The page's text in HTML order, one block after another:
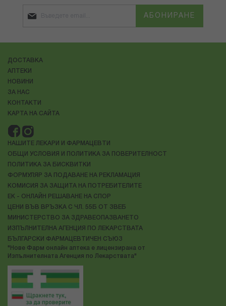
АБОНИРАНЕ
ДОСТАВКА
АПТЕКИ
НОВИНИ
ЗА НАС
КОНТАКТИ
КАРТА НА САЙТА
НАШИТЕ ЛЕКАРИ И ФАРМАЦЕВТИ
ОБЩИ УСЛОВИЯ И ПОЛИТИКА ЗА ПОВЕРИТЕЛНОСТ
ПОЛИТИКА ЗА БИСКВИТКИ
ФОРМУЛЯР ЗА ПОДАВАНЕ НА РЕКЛАМАЦИЯ
КОМИСИЯ ЗА ЗАЩИТА НА ПОТРЕБИТЕЛИТЕ
ЕК - ОНЛАЙН РЕШАВАНЕ НА СПОР
ЦЕНИ ВЪВ ВРЪЗКА С ЧЛ. 55Б ОТ ЗВЕБ
МИНИСТЕРСТВО ЗА ЗДРАВЕОПАЗВАНЕТО
ИЗПЪЛНИТЕЛНА АГЕНЦИЯ ПО ЛЕКАРСТВАТА
БЪЛГАРСКИ ФАРМАЦЕВТИЧЕН СЪЮЗ
"Нове Фарм онлайн аптека е лицензирана от
Изпълнителната Агенция по Лекарствата"